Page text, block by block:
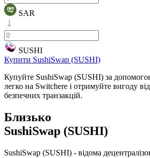
SAR
SUSHI
Купити SushiSwap (SUSHI)
Купуйте SushiSwap (SUSHI) за
легко на Switchere і отримуйте вигоду
безпечних транзакцій.
Близько
SushiSwap (SUSHI)
SushiSwap (SUSHI) - відома